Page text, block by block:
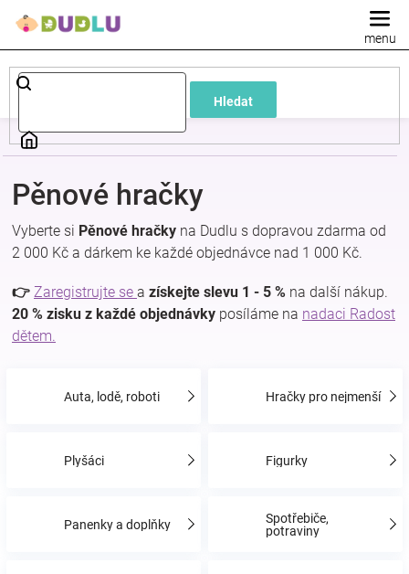
Hledat
Dětské
a
a
Pěnové hračky
Vyberte si Pěnové hračky na Dudlu s dopravou zdarma od
2 000 Kč a dárkem ke každé objednávce nad 1 000 Kč.
👉 Zaregistrujte se a získejte slevu 1 - 5 % na další nákup.
20 % zisku z každé objednávky posíláme na nadaci Radost
dětem.
Auta, lodě, roboti Hračky pro nejmenší
Plyšáci Figurky
Panenky a doplňky
Spotřebiče,
potraviny